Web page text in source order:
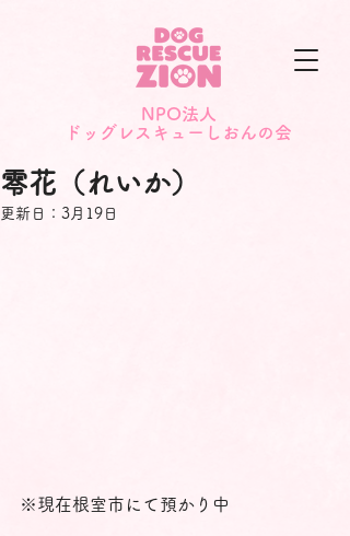
NPO法人
​ドッグレスキューしおんの会
零花（れいか）
更新日： 3月19日
※現在根室市にて預かり中